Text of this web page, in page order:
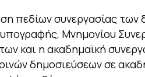
πεδίων συνεργασίας των
Μνημονίου
και η ακαδημαϊκή
δημοσιεύσεων σε